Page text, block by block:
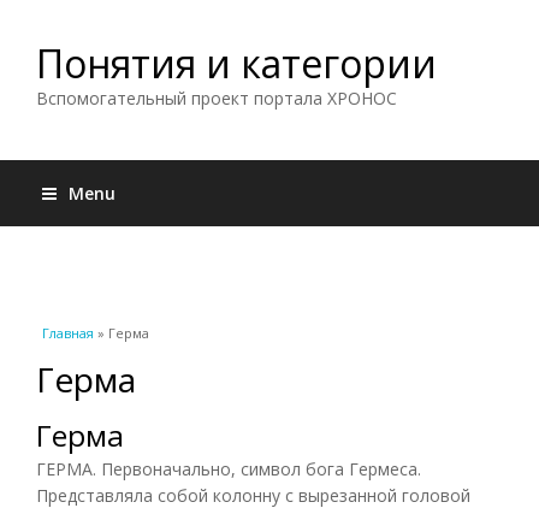
Понятия и категории
Вспомогательный проект портала ХРОНОС
Menu
Вы здесь
Главная » Герма
Герма
Герма
ГЕРМА. Первоначально, символ бога Гермеса.
Представляла собой колонну с вырезанной головой